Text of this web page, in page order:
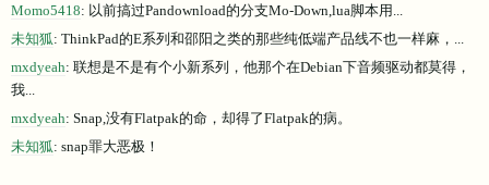
Momo5418: 以前搞过Pandownload的分支Mo-Down,lua脚本用...
未知狐: ThinkPad的E系列和邵阳之类的那些纯低端产品线不也一样麻，...
mxdyeah: 联想是不是有个小新系列，他那个在Debian下音频驱动都莫得，
我...
mxdyeah: Snap,没有Flatpak的命，却得了Flatpak的病。
未知狐: snap罪大恶极！